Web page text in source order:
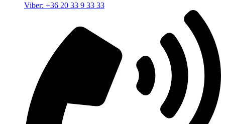
Viber: +36 20 33 9 33 33